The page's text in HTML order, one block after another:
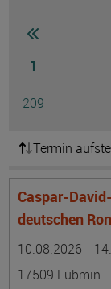
zur ersten
Seite
1
Seite
209
Termin
Caspar-
deutschen
10.08.2026 -
17509 Lubmin